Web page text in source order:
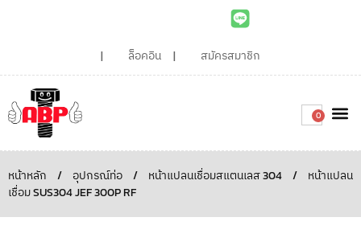
ล็อคอิน สมัครสมาชิก
0
หน้าหลัก / อุปกรณ์ท่อ / หน้าแปลนเชื่อมสแตนเลส 304 /
หน้าแปลน
เชื่อม SUS304 JEF 300P RF